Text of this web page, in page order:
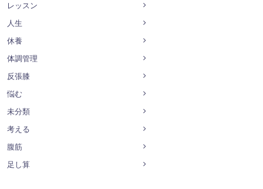
レッスン
人生
休養
体調管理
反張膝
悩む
未分類
考える
腹筋
足し算